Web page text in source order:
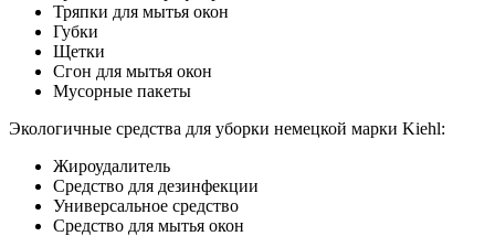
Тряпки для мытья окон
Губки
Щетки
Сгон для мытья окон
Мусорные пакеты
Экологичные средства для уборки немецкой марки Kiehl:
Жироудалитель
Средство для дезинфекции
Универсальное средство
Средство для мытья окон